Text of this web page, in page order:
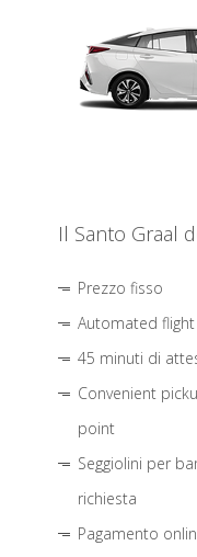
Il Santo Graal
Prezzo fisso
Automated
45 minuti di
Convenient
point
Seggiolini per
richiesta
Pagamento